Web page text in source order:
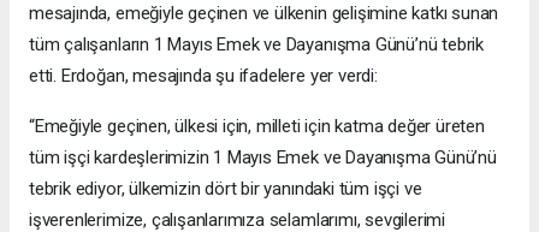
mesajında, emeğiyle geçinen ve ülkenin gelişimine katkı sunan
tüm çalışanların 1 Mayıs Emek ve Dayanışma Günü’nü tebrik
etti. Erdoğan, mesajında şu ifadelere yer verdi:
“Emeğiyle geçinen, ülkesi için, milleti için katma değer üreten
tüm işçi kardeşlerimizin 1 Mayıs Emek ve Dayanışma Günü’nü
tebrik ediyor, ülkemizin dört bir yanındaki tüm işçi ve
işverenlerimize, çalışanlarımıza selamlarımı, sevgilerimi